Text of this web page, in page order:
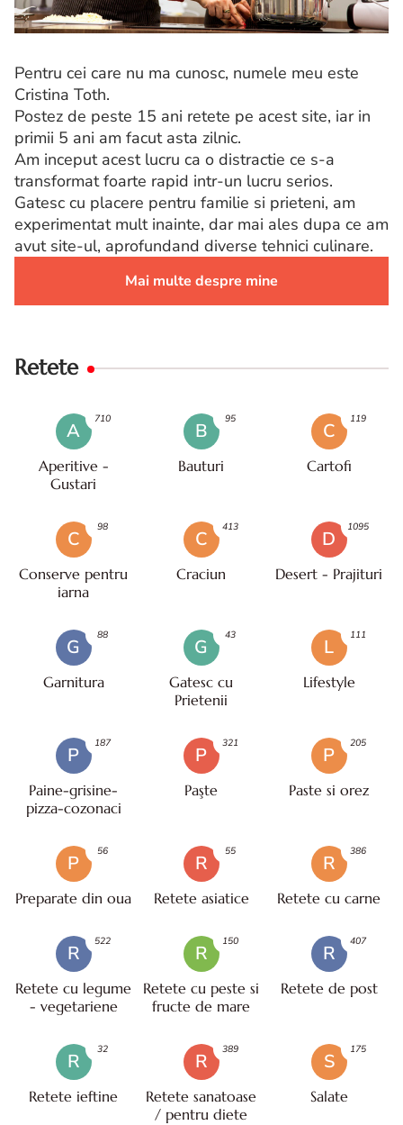
Pentru cei care nu ma cunosc, numele meu este
Cristina Toth.
Postez de peste 15 ani retete pe acest site, iar in
primii 5 ani am facut asta zilnic.
Am inceput acest lucru ca o distractie ce s-a
transformat foarte rapid intr-un lucru serios.
Gatesc cu placere pentru familie si prieteni, am
experimentat mult inainte, dar mai ales dupa ce am
avut site-ul, aprofundand diverse tehnici culinare.
Mai multe despre mine
Retete
A
Aperitive -
Gustari
710
B
Bauturi
95
C
Cartofi
119
C
Conserve pentru
iarna
98
C
Craciun
413
D
Desert - Prajituri
1095
G
Garnitura
88
G
Gatesc cu
Prietenii
43
L
Lifestyle
111
P
Paine-grisine-
pizza-cozonaci
187
P
Paşte
321
P
Paste si orez
205
P
Preparate din oua
56
R
Retete asiatice
55
R
Retete cu carne
386
R
Retete cu legume
- vegetariene
522
R
Retete cu peste si
fructe de mare
150
R
Retete de post
407
R
Retete ieftine
32
R
Retete sanatoase
/ pentru diete
389
S
Salate
175